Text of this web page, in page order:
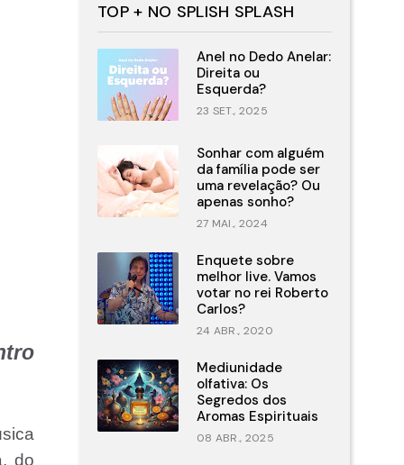
do
TOP + NO SPLISH SPLASH
Anel no Dedo Anelar:
Direita ou
Esquerda?
23 SET., 2025
Sonhar com alguém
da família pode ser
uma revelação? Ou
apenas sonho?
27 MAI., 2024
Enquete sobre
melhor live. Vamos
votar no rei Roberto
Carlos?
24 ABR., 2020
Mediunidade
olfativa: Os
Segredos dos
Aromas Espirituais
08 ABR., 2025